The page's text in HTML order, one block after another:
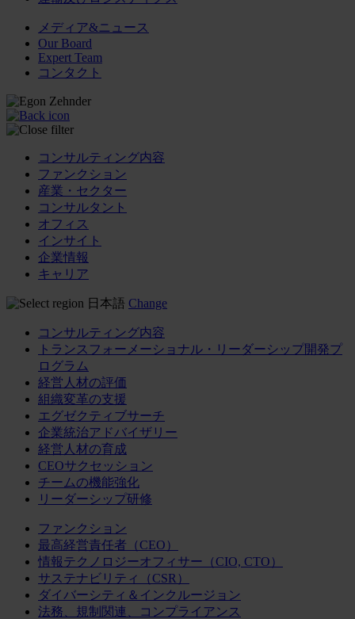
メディア&ニュース
Our Board
Expert Team
コンタクト
コンサルティング内容
ファンクション
産業・セクター
コンサルタント
オフィス
インサイト
企業情報
キャリア
日本語 Change
コンサルティング内容
トランスフォーメーショナル・リーダーシップ開発プ
ログラム
経営人材の評価
組織変革の支援
エグゼクティブサーチ
企業統治アドバイザリー
経営人材の育成
CEOサクセッション
チームの機能強化
リーダーシップ研修
ファンクション
最高経営責任者（CEO）
情報テクノロジーオフィサー（CIO, CTO）
サステナビリティ（CSR）
ダイバーシティ＆インクルージョン
法務、規制関連、コンプライアンス